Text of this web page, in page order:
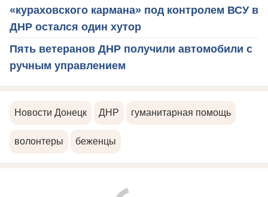
«кураховского кармана» под контролем ВСУ в
ДНР остался один хутор
Пять ветеранов ДНР получили автомобили с
ручным управлением
Новости Донецк ДНР гуманитарная помощь
волонтеры беженцы